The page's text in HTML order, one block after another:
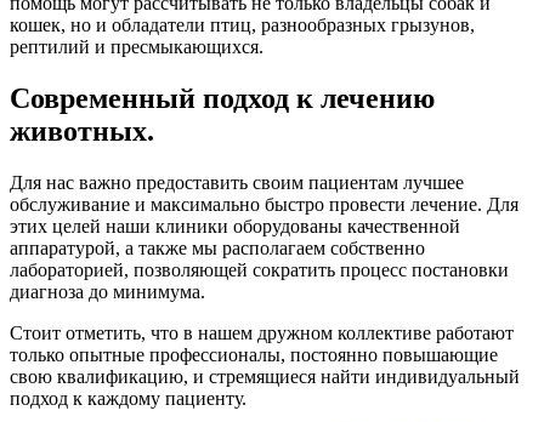
кошек, но и обладатели птиц, разнообразных грызунов,
рептилий и пресмыкающихся.
Современный подход к лечению
животных.
Для нас важно предоставить своим пациентам лучшее
обслуживание и максимально быстро провести лечение. Для
этих целей наши клиники оборудованы качественной
аппаратурой, а также мы располагаем собственно
лабораторией, позволяющей сократить процесс постановки
диагноза до минимума.
Стоит отметить, что в нашем дружном коллективе работают
только опытные профессионалы, постоянно повышающие
свою квалификацию, и стремящиеся найти индивидуальный
подход к каждому пациенту.